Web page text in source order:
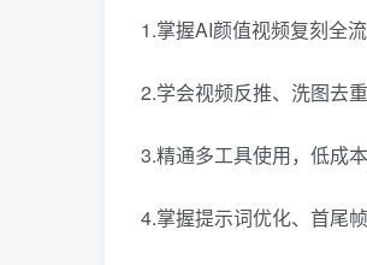
1.掌握AI颜值视频复刻全
2.学会视频反推、洗图去
3.精通多工具使用，低成
4.掌握提示词优化、首尾